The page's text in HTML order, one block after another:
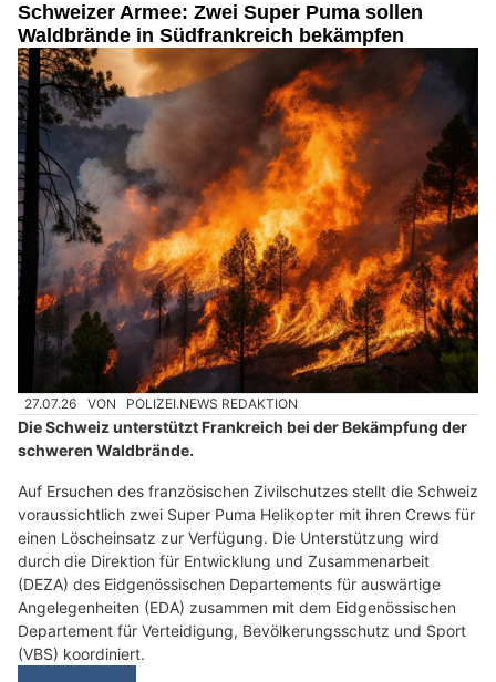
Schweizer Armee: Zwei Super Puma sollen
Waldbrände in Südfrankreich bekämpfen
27.07.26 VON POLIZEI.NEWS REDAKTION
Die Schweiz unterstützt Frankreich bei der Bekämpfung der
schweren Waldbrände.
Auf Ersuchen des französischen Zivilschutzes stellt die Schweiz
voraussichtlich zwei Super Puma Helikopter mit ihren Crews für
einen Löscheinsatz zur Verfügung. Die Unterstützung wird
durch die Direktion für Entwicklung und Zusammenarbeit
(DEZA) des Eidgenössischen Departements für auswärtige
Angelegenheiten (EDA) zusammen mit dem Eidgenössischen
Departement für Verteidigung, Bevölkerungsschutz und Sport
(VBS) koordiniert.